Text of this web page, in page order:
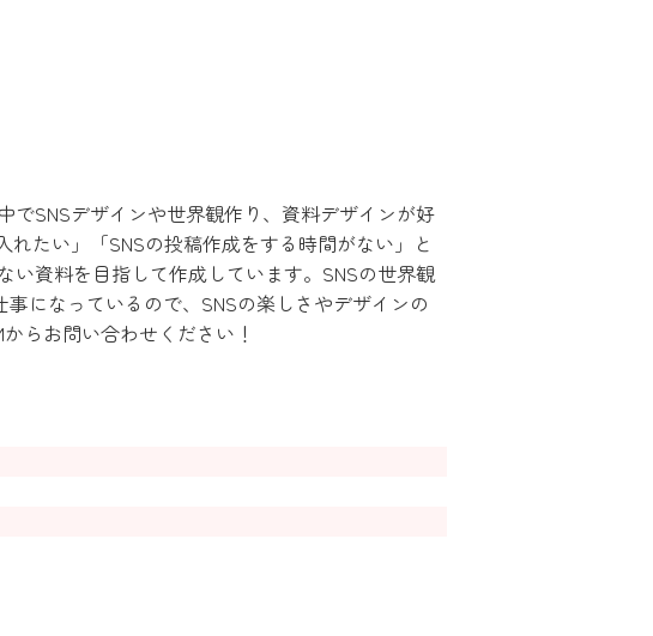
SNSデザインや世界観作り、資料デザインが好
たい」「SNSの投稿作成をする時間がない」と
資料を目指して作成しています。SNSの世界観
になっているので、SNSの楽しさやデザインの
らお問い合わせください！